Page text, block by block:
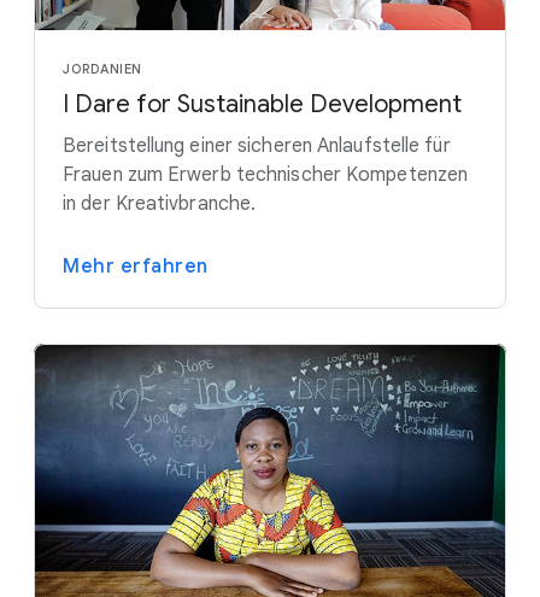
JORDANIEN
I Dare for Sustainable Development
Bereitstellung einer sicheren Anlaufstelle für
Frauen zum Erwerb technischer Kompetenzen
in der Kreativbranche.
Mehr erfahren